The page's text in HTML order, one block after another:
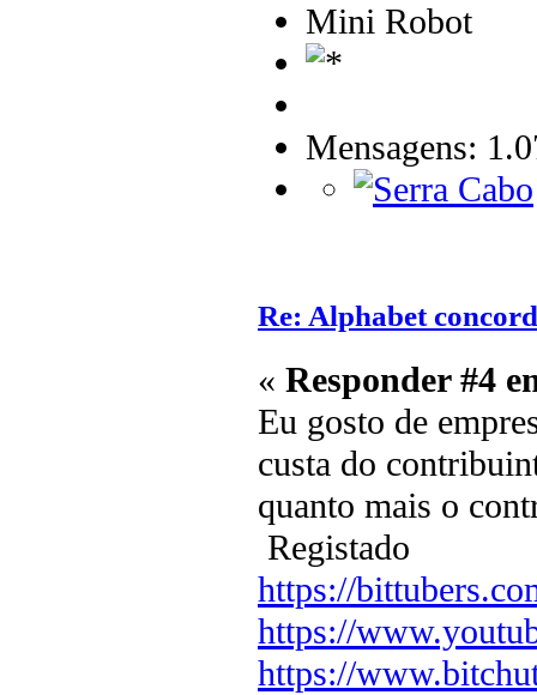
Mini Robot
Mensagens:
Re: Alphabet
« Responder #4
Eu gosto de
custa do
quanto mais o
Registado
https://
https://
https://